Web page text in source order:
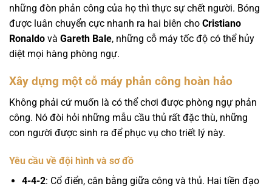
những đòn phản công của họ thì thực sự chết người. Bóng
được luân chuyển cực nhanh ra hai biên cho Cristiano
Ronaldo và Gareth Bale, những cỗ máy tốc độ có thể hủy
diệt mọi hàng phòng ngự.
Xây dựng một cỗ máy phản công hoàn hảo
Không phải cứ muốn là có thể chơi được phòng ngự phản
công. Nó đòi hỏi những mẫu cầu thủ rất đặc thù, những
con người được sinh ra để phục vụ cho triết lý này.
Yêu cầu về đội hình và sơ đồ
4-4-2: Cổ điển, cân bằng giữa công và thủ. Hai tiền đạo